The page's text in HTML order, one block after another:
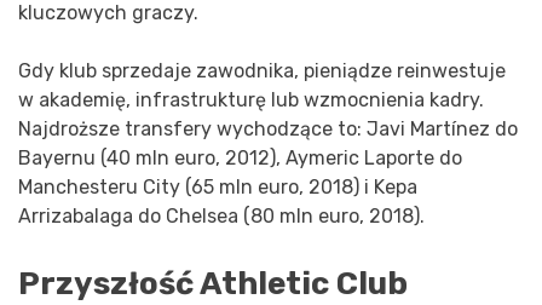
kluczowych graczy.
Gdy klub sprzedaje zawodnika, pieniądze reinwestuje
w akademię, infrastrukturę lub wzmocnienia kadry.
Najdroższe transfery wychodzące to: Javi Martínez do
Bayernu (40 mln euro, 2012), Aymeric Laporte do
Manchesteru City (65 mln euro, 2018) i Kepa
Arrizabalaga do Chelsea (80 mln euro, 2018).
Przyszłość Athletic Club